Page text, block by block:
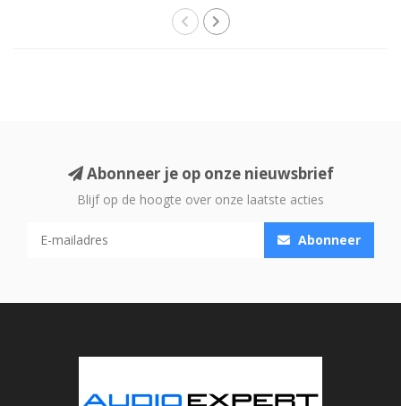
Abonneer je op onze nieuwsbrief
Blijf op de hoogte over onze laatste acties
Abonneer